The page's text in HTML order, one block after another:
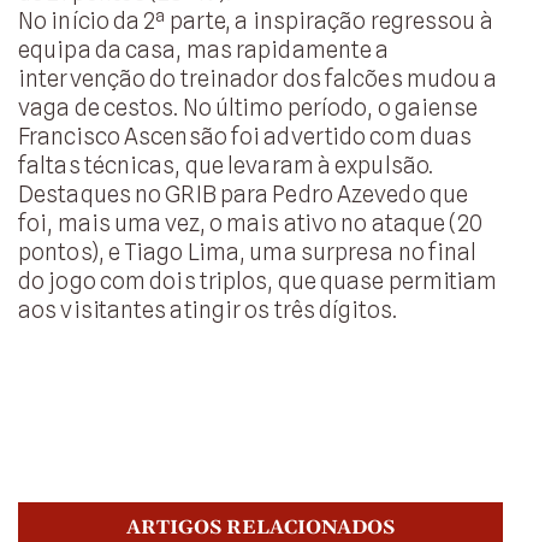
No início da 2ª parte, a inspiração regressou à
equipa da casa, mas rapidamente a
intervenção do treinador dos falcões mudou a
vaga de cestos. No último período, o gaiense
Francisco Ascensão foi advertido com duas
faltas técnicas, que levaram à expulsão.
Destaques no GRIB para Pedro Azevedo que
foi, mais uma vez, o mais ativo no ataque (20
pontos), e Tiago Lima, uma surpresa no final
do jogo com dois triplos, que quase permitiam
aos visitantes atingir os três dígitos.
ARTIGOS RELACIONADOS